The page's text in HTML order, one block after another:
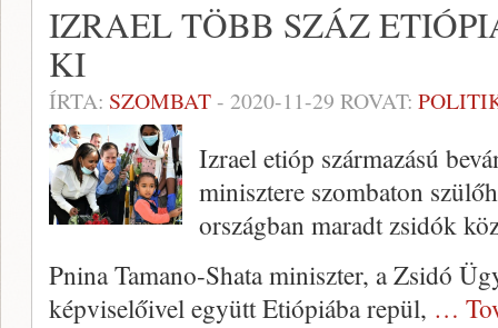
IZRAEL TÖBB SZÁZ
KI
ÍRTA: SZOMBAT- 2020-11-29 ROVAT:
Izrael etióp származású
minisztere szombaton
országban maradt zsidók
Pnina Tamano-Shata miniszter, a Zsidó
képviselőivel együtt Etiópiába repül, …